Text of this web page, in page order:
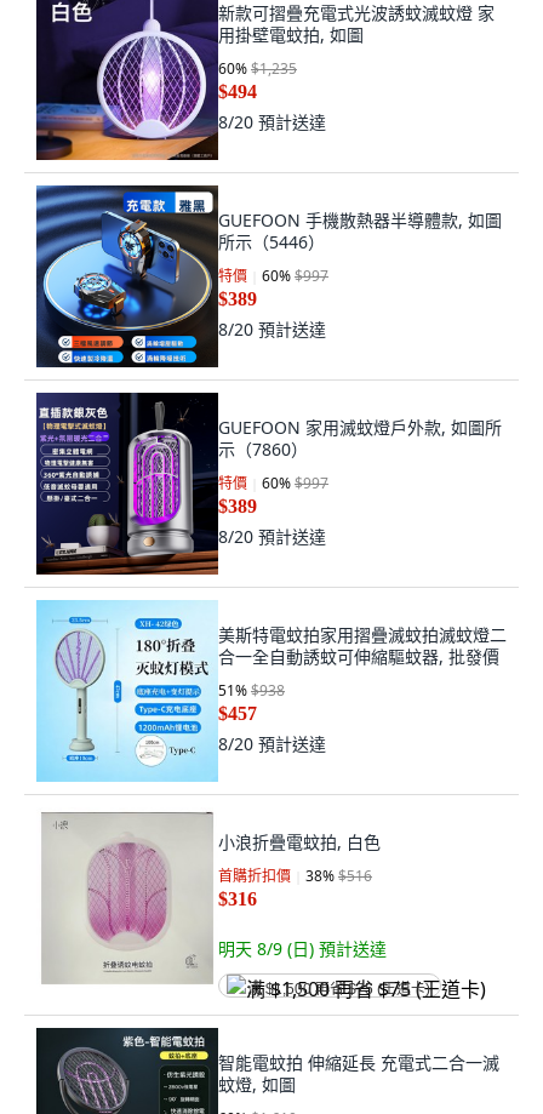
新款可摺疊充電式光波誘蚊滅蚊燈 家
用掛壁電蚊拍, 如圖
60%$1,235
$494
8/20 預計送達
GUEFOON 手機散熱器半導體款, 如圖
所示（5446）
特價 60%$997
$389
8/20 預計送達
GUEFOON 家用滅蚊燈戶外款, 如圖所
示（7860）
特價 60%$997
$389
8/20 預計送達
美斯特電蚊拍家用摺疊滅蚊拍滅蚊燈二
合一全自動誘蚊可伸縮驅蚊器, 批發價
51%$938
$457
8/20 預計送達
小浪折疊電蚊拍, 白色
首購折扣價 38%$516
$316
明天 8/9 (日) 預計送達
满 $1,500 再省 $75 (王道卡)
智能電蚊拍 伸縮延長 充電式二合一滅
蚊燈, 如圖